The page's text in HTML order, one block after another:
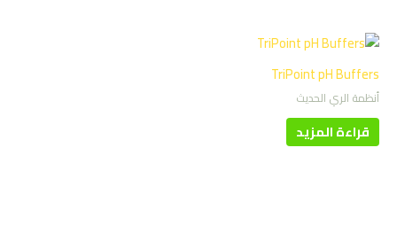
TriPoint pH Buffers
أنظمة الري الحديث
قراءة المزيد